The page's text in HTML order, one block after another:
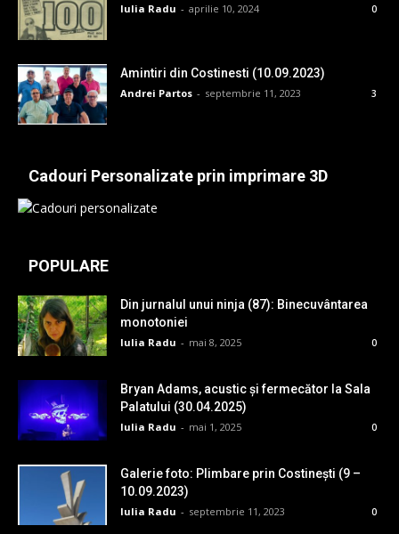
Iulia Radu - aprilie 10, 2024 0
Amintiri din Costinesti (10.09.2023)
Andrei Partos - septembrie 11, 2023 3
Cadouri Personalizate prin imprimare 3D
POPULARE
Din jurnalul unui ninja (87): Binecuvântarea
monotoniei
Iulia Radu - mai 8, 2025 0
Bryan Adams, acustic și fermecător la Sala
Palatului (30.04.2025)
Iulia Radu - mai 1, 2025 0
Galerie foto: Plimbare prin Costinești (9 –
10.09.2023)
Iulia Radu - septembrie 11, 2023 0